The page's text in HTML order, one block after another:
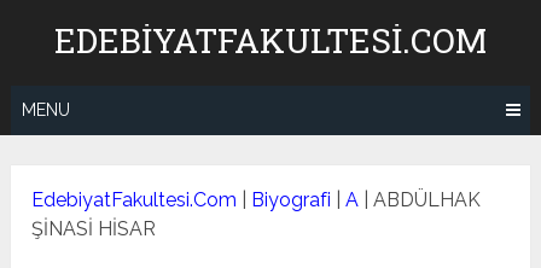
EDEBIYATFAKULTESI.COM
MENU
EdebiyatFakultesi.Com Biyografi |A |ABDÜLHAK
ŞİNASİ HİSAR